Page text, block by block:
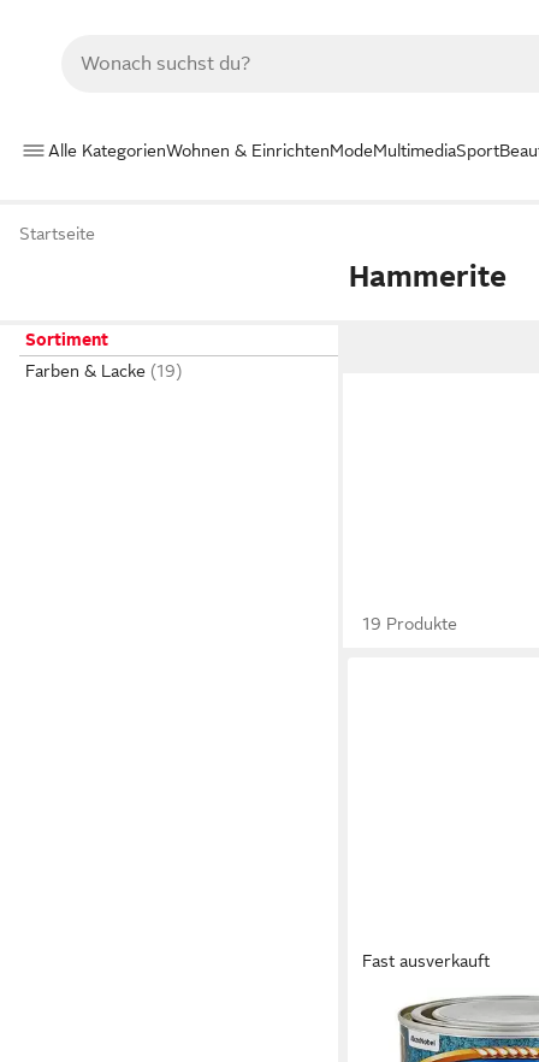
Alle KategorienWohnen & EinrichtenModeMultimediaSport
Startseite
Hammerite
Sortiment
Farben & Lacke
19 Produkte
Fast ausverkauft
HAMMERITE
Metallschutzlack